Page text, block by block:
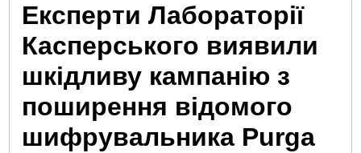
Експерти Лабораторії
Касперського виявили
шкідливу кампанію з
поширення відомого
шифрувальника Purga